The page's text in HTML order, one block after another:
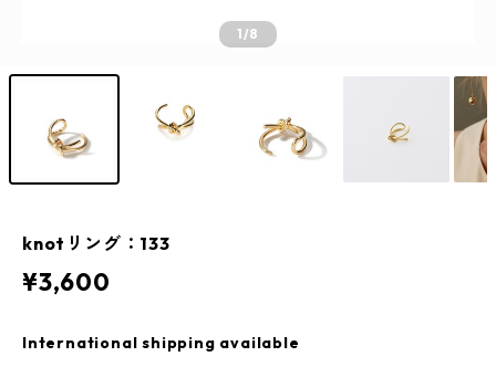
1/8
knotリング：133
¥3,600
International shipping available